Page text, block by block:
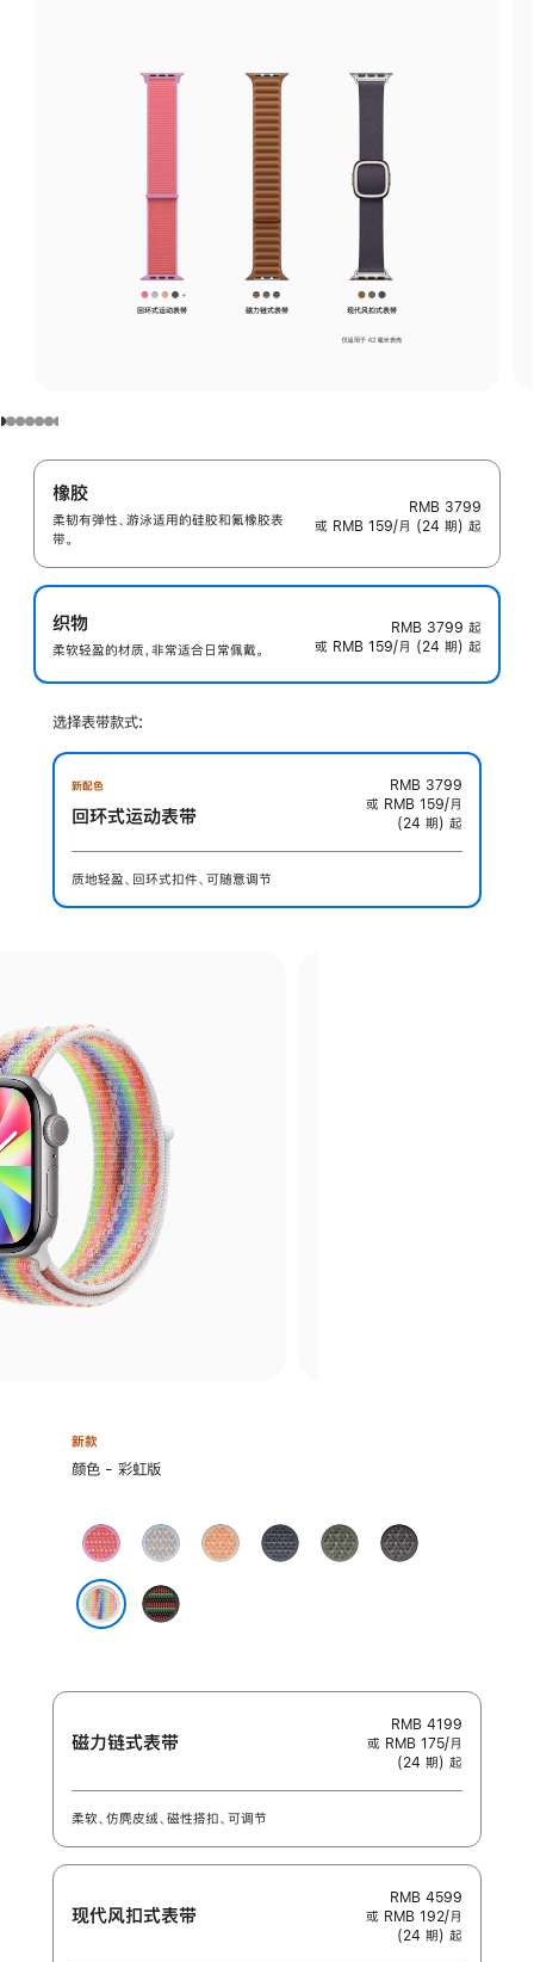
橡胶
柔韧有弹性、游泳适用的硅胶和氟橡胶表
带。
RMB 3799
或 RMB 159/月 (24 期) 起
织物
柔软轻盈的材质，非常适合日常佩戴。
RMB 3799 起
或 RMB 159/月 (24 期) 起
选择表带款式:
新配色
回环式运动表带
RMB 3799
或 RMB 159/月
(24 期) 起
质地轻盈、回环式扣件、可随意调节
新款
选
色:
颜色 - 彩虹版
亮
番
石
榴
雾
蓝
色
蜜
瓜
铁
锚
苍
林
深
灰
Black
Unity
结
韵
磁力链式表带
RMB 4199
或 RMB 175/月
(24 期) 起
柔软、仿麂皮绒、磁性搭扣、可调节
现代风扣式表带
RMB 4599
或 RMB 192/月
(24 期) 起